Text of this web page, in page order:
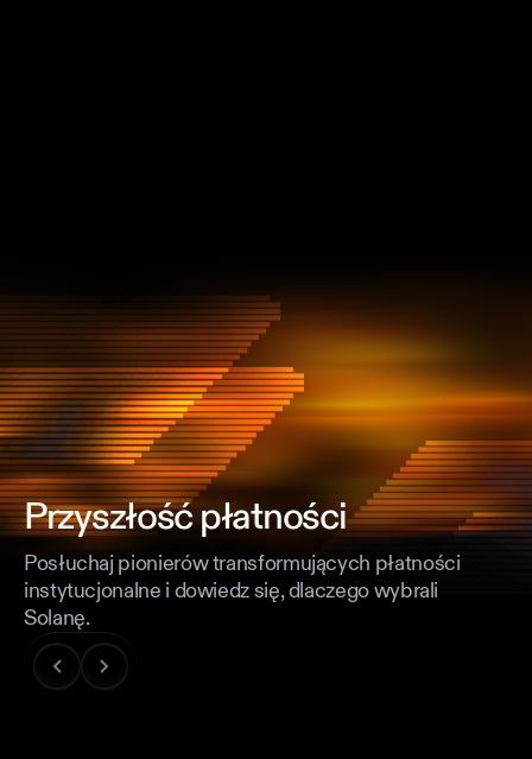
Przyszłość płatności
Posłuchaj pionierów transformujących płatności
instytucjonalne i dowiedz się, dlaczego wybrali
Solanę.